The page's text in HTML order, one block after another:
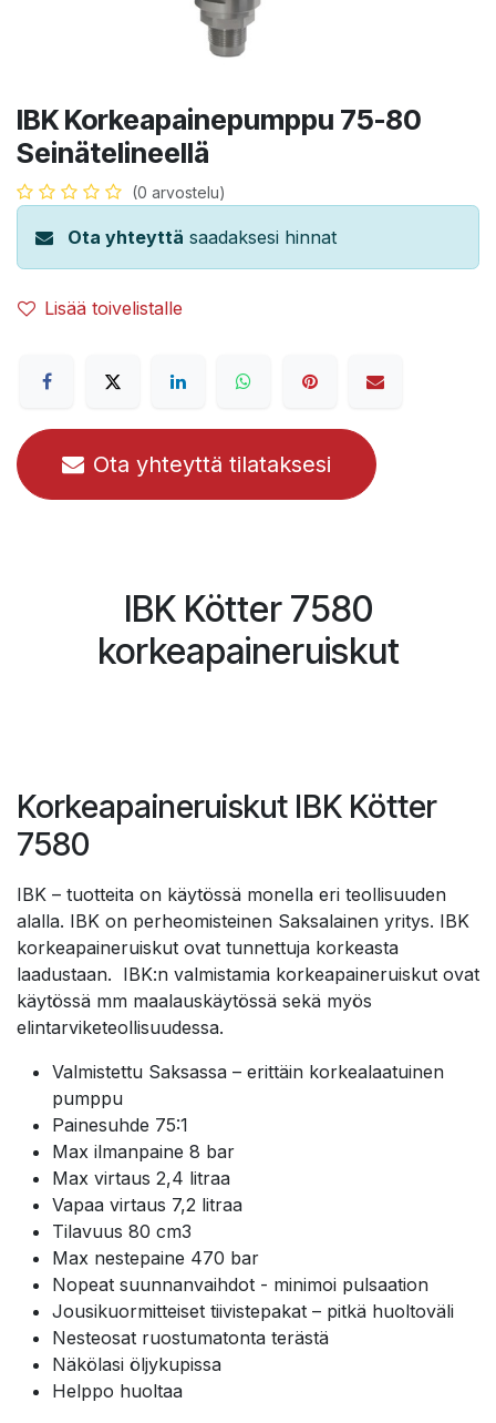
IBK Korkeapainepumppu 75-80
Seinätelineellä
(0 arvostelu)
Ota yhteyttä saadaksesi hinnat
Lisää toivelistalle
Ota yhteyttä tilataksesi
IBK Kötter 7580
korkeapaineruiskut
Korkeapaineruiskut IBK Kötter
7580
IBK – tuotteita on käytössä monella eri teollisuuden
alalla. IBK on perheomisteinen Saksalainen yritys. IBK
korkeapaineruiskut ovat tunnettuja korkeasta
laadustaan. IBK:n valmistamia korkeapaineruiskut ovat
käytössä mm maalauskäytössä sekä myös
elintarviketeollisuudessa.
Valmistettu Saksassa – erittäin korkealaatuinen
pumppu
Painesuhde 75:1
Max ilmanpaine 8 bar
Max virtaus 2,4 litraa
Vapaa virtaus 7,2 litraa
Tilavuus 80 cm3
Max nestepaine 470 bar
Nopeat suunnanvaihdot - minimoi pulsaation
Jousikuormitteiset tiivistepakat – pitkä huoltoväli
Nesteosat ruostumatonta terästä
Näkölasi öljykupissa
Helppo huoltaa